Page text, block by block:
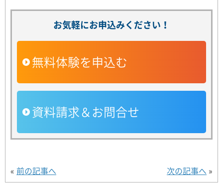
お気軽にお申込みください！
無料体験を申込む
資料請求＆お問合せ
« 前の記事へ 次の記事へ »